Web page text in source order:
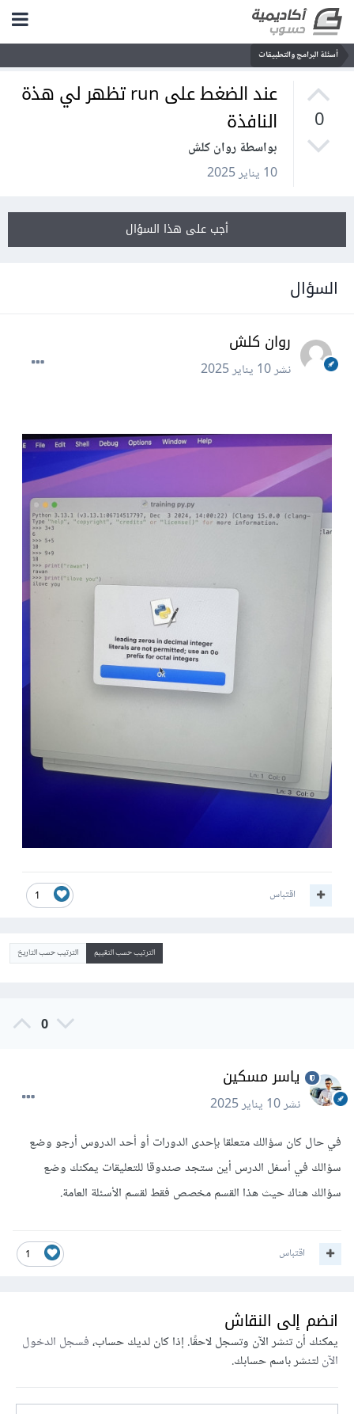
أسئلة البرامج والتطبيقات
0
عند الضغط على run تظهر لي هذة
النافذة
بواسطة روان كلش
10 يناير 2025
أجب على هذا السؤال
السؤال
روان كلش
نشر10 يناير 2025
1 اقتباس
الترتيب حسب التقييم الترتيب حسب التاريخ
0
ياسر مسكين
نشر10 يناير 2025
في حال كان سؤالك متعلقا بإحدى الدورات أو أحد الدروس أرجو وضع
سؤالك في أسفل الدرس أين ستجد صندوقا للتعليقات يمكنك وضع
سؤالك هناك حيث هذا القسم مخصص فقط لقسم الأسئلة العامة.
1 اقتباس
انضم إلى النقاش
يمكنك أن تنشر الآن وتسجل لاحقًا. إذا كان لديك حساب،فسجل الدخول
الآنلتنشر باسم حسابك.